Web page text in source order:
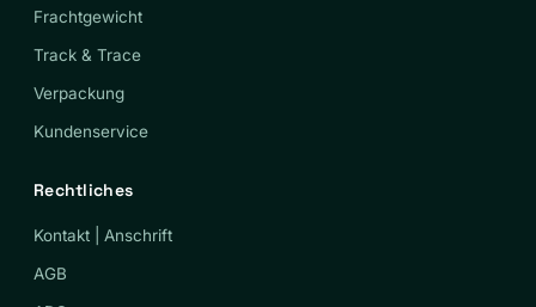
Frachtgewicht
Track & Trace
Verpackung
Kundenservice
Rechtliches
Kontakt | Anschrift
AGB